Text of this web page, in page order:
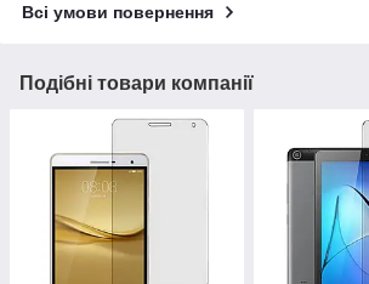
Всі умови повернення
Подібні товари компанії